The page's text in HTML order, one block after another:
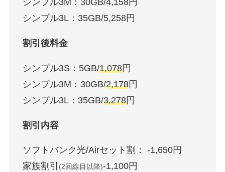
シンプル3L：35GB/5,258円
割引後料金
シンプル3S：5GB/1,078円
シンプル3M：30GB/2,178円
シンプル3L：35GB/3,278円
割引内容
ソフトバンク光/Airセット割： -1,650円
家族割引
(2回線目以降)-1,100円